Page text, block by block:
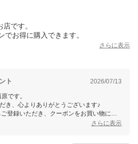
です。
でお得に購入できます。
さらに表示
ト 2026/07/13
です。
き、心よりありがとうございます♪
登録いただき、クーポンをお買い物にお
さらに表示